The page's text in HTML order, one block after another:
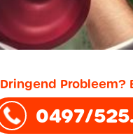
Dringend Probleem?
0497/